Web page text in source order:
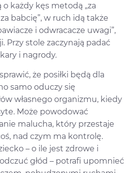
każdy kęs metodą „za
babcię”, w ruch idą także
i odwracacze uwagi”,
Przy stole zaczynają padać
i nagrody.
że posiłki będą dla
samo oduczy się
własnego organizmu, kiedy
Może powodować
malucha, który przestaje
nad czym ma kontrolę.
– o ile jest zdrowe i
głód – potrafi upomnieć